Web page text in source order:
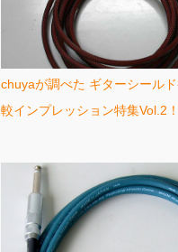
chuyaが調べた ギターシール
較インプレッション特集Vol.2！